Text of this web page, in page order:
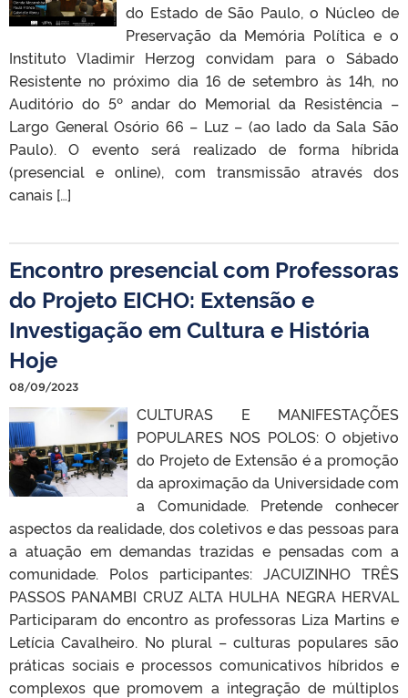
do Estado de São Paulo, o Núcleo de
Preservação da Memória Política e o
Instituto Vladimir Herzog convidam para o Sábado
Resistente no próximo dia 16 de setembro às 14h, no
Auditório do 5º andar do Memorial da Resistência –
Largo General Osório 66 – Luz – (ao lado da Sala São
Paulo). O evento será realizado de forma híbrida
(presencial e online), com transmissão através dos
canais […]
Encontro presencial com Professoras
do Projeto EICHO: Extensão e
Investigação em Cultura e História
Hoje
08/09/2023
CULTURAS E MANIFESTAÇÕES
POPULARES NOS POLOS: O objetivo
do Projeto de Extensão é a promoção
da aproximação da Universidade com
a Comunidade. Pretende conhecer
aspectos da realidade, dos coletivos e das pessoas para
a atuação em demandas trazidas e pensadas com a
comunidade. Polos participantes: JACUIZINHO TRÊS
PASSOS PANAMBI CRUZ ALTA HULHA NEGRA HERVAL
Participaram do encontro as professoras Liza Martins e
Letícia Cavalheiro. No plural – culturas populares são
práticas sociais e processos comunicativos híbridos e
complexos que promovem a integração de múltiplos